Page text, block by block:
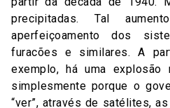
precipitadas. Tal
aperfeiçoamento dos
furacões e similares. A
exemplo, há uma
simplesmente porque o
“ver”, através de satélites,